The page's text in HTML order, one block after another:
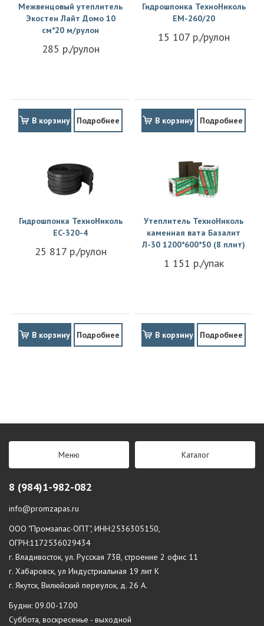
Межвенцовый утеплитель
Экостен Лайт Домо 10
см*20 м/рулон
285 р./рулон
В корзину Подробнее
Гидрошпонка ТехноНиколь
EM-260/20
15 107 р./рулон
В корзину Подробнее
Гидрошпонка ТехноНиколь
EC-320-4
25 817 р./рулон
В корзину Подробнее
Утеплитель ТехноНиколь
каменная вата Базалит
Л-30 1200*600*50 (8 плит)
1 151 р./упак
В корзину Подробнее
Меню Каталог
8 (984)1-982-082
info@promzapas.ru
ООО "Промзапас-ОПТ", ИНН:2536305150,
ОГРН:1172536029434
г. Владивосток, ул. Русская 73В, строение 2 офис 11
г. Хабаровск, ул Индустриальная 19 лит К
г. Якутск, Вилюйский переулок, д. 26 А.
Будни: 09.00-17.00
Суббота, воскресенье - выходной